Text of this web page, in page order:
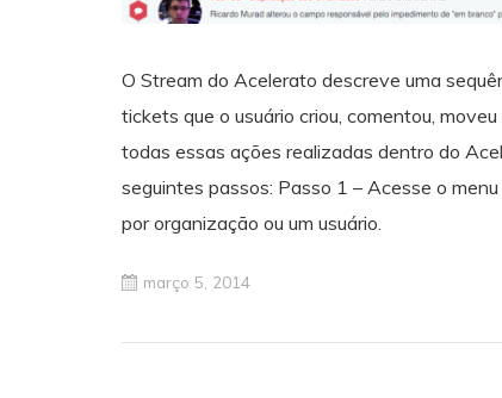
O Stream do Acelerato descreve uma
tickets que o usuário criou, comentou,
todas essas ações realizadas dentro do
seguintes passos: Passo 1 – Acesse o
por organização ou um usuário.
março 5, 2014